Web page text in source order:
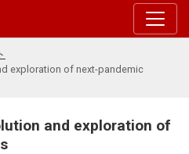
exploration of next-pandemic
and exploration of